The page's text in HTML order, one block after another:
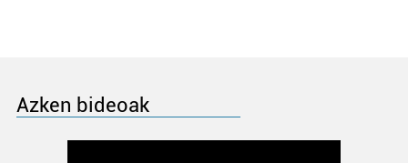
Azken bideoak